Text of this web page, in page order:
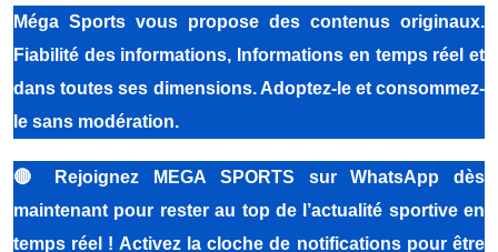
Méga Sports vous propose des contenus originaux.
Fiabilité des informations, Informations en temps réel et
dans toutes ses dimensions. Adoptez-le et consommez-
le sans modération.
🔴
Rejoignez MEGA SPORTS sur WhatsApp dès
maintenant pour rester au top de l’actualité sportive en
temps réel ! Activez la cloche de notifications pour être